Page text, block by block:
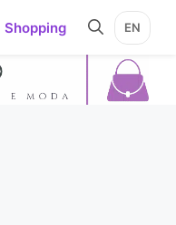
Shopping EN